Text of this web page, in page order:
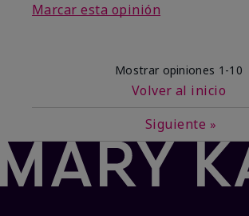
Marcar esta opinión
Mostrar opiniones 1-10
Volver al inicio
Siguiente »